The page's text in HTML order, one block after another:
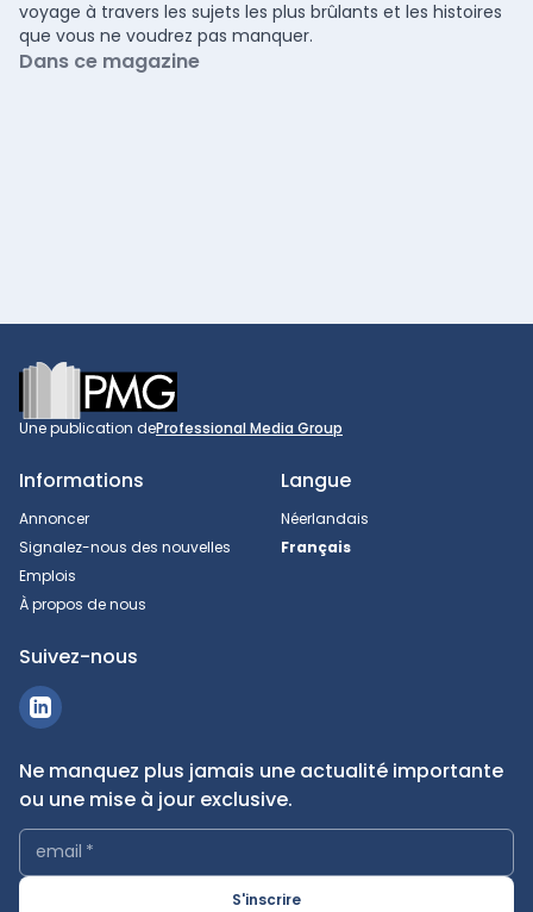
voyage à travers les sujets les plus brûlants et les histoires
que vous ne voudrez pas manquer.
Dans ce magazine
Footer
Une publication deProfessional Media Group
Informations
Annoncer
Signalez-nous des nouvelles
Emplois
À propos de nous
Langue
Néerlandais
Français
Suivez-nous
Ne manquez plus jamais une actualité importante
ou une mise à jour exclusive.
email *
S'inscrire